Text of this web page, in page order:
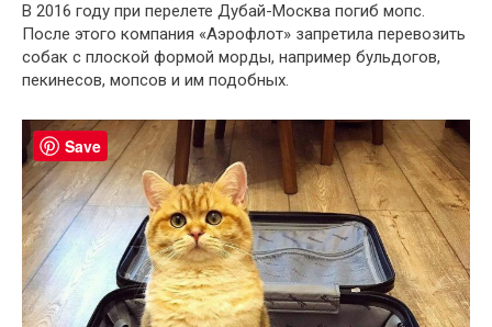
В 2016 году при перелете Дубай-Москва погиб мопс.
После этого компания «Аэрофлот» запретила перевозить
собак с плоской формой морды, например бульдогов,
пекинесов, мопсов и им подобных.
Save